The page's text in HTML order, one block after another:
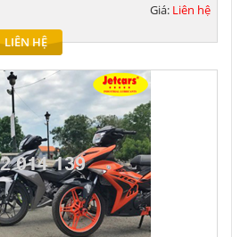
Giá: Liên hệ
LIÊN HỆ